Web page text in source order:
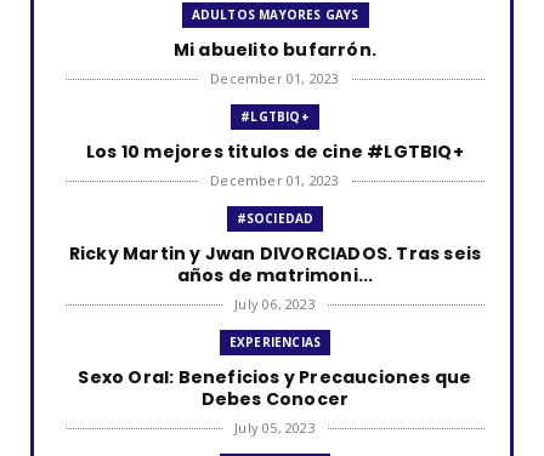
ADULTOS MAYORES GAYS
Mi abuelito bufarrón.
December 01, 2023
#LGTBIQ+
Los 10 mejores titulos de cine #LGTBIQ+
December 01, 2023
#SOCIEDAD
Ricky Martin y Jwan DIVORCIADOS. Tras seis
años de matrimoni...
July 06, 2023
EXPERIENCIAS
Sexo Oral: Beneficios y Precauciones que
Debes Conocer
July 05, 2023